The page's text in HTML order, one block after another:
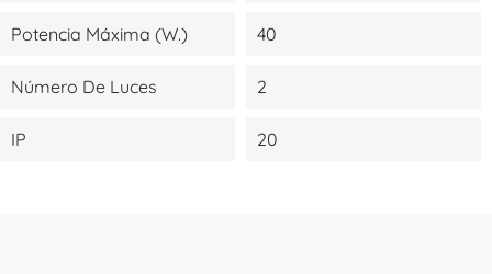
Potencia Máxima (W.) 40
Número De Luces 2
IP 20